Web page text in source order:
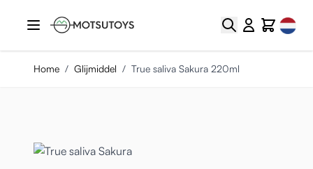
Zoek
CartSelect
Home / Glijmiddel / True saliva Sakura 220ml